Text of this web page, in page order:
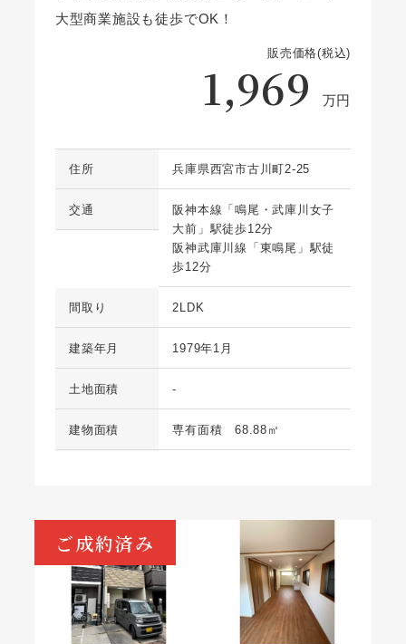
大型商業施設も徒歩でOK！
販売価格(税込)
1,969 万円
住所 兵庫県西宮市古川町2-25
交通
阪神本線「鳴尾・武庫川女子
大前」駅徒歩12分
阪神武庫川線「東鳴尾」駅徒
歩12分
間取り 2LDK
建築年月 1979年1月
土地面積 -
建物面積 専有面積 68.88㎡
ご成約済み